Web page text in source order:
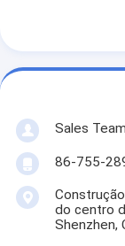
As baterias
NiCd
baterias de
Sales Team
86-755-
do centro
Shenzhen,